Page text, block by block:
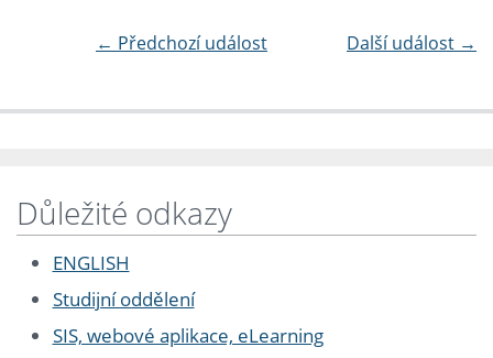
← Předchozí událost Další událost →
Důležité odkazy
ENGLISH
Studijní oddělení
SIS, webové aplikace, eLearning